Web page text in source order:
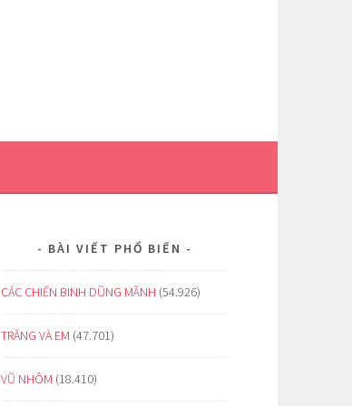
BÀI VIẾT PHỔ BIẾN
CÁC CHIẾN BINH DŨNG MÃNH (54.926)
TRĂNG VÀ EM (47.701)
VŨ NHÔM (18.410)